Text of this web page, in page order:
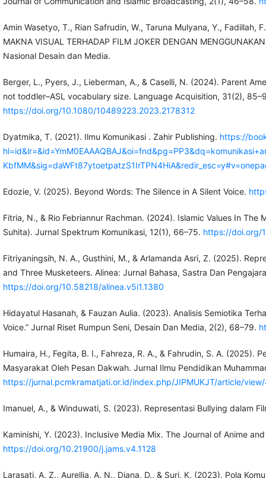
Amin Wasetyo, T., Rian Safrudin, W., Taruna Mulyana, Y., Fadillah,
MAKNA VISUAL TERHADAP FILM JOKER DENGAN
Nasional Desain dan Media.
Berger, L., Pyers, J., Lieberman, A., & Caselli, N. (2024). Parent
not toddler–ASL vocabulary size. Language Acquisition, 31(2),
https://doi.org/10.1080/10489223.2023.2178312
Dyatmika, T. (2021). Ilmu Komunikasi . Zahir Publishing. https://
Edozie, V. (2025). Beyond Words: The Silence in A Silent Voice.
Fitria, N., & Rio Febriannur Rachman. (2024). Islamic Values In The
Suhita). Jurnal Spektrum Komunikasi, 12(1), 66–75. https://doi.org/
Fitriyaningsih, N. A., Gusthini, M., & Arlamanda Asri, Z. (2025).
and Three Musketeers. Alinea: Jurnal Bahasa, Sastra Dan
https://doi.org/10.58218/alinea.v5i1.1380
Hidayatul Hasanah, & Fauzan Aulia. (2023). Analisis Semiotika
Voice.” Jurnal Riset Rumpun Seni, Desain Dan Media, 2(2), 68–79.
Humaira, H., Fegita, B. I., Fahreza, R. A., & Fahrudin, S. A. (2025).
Masyarakat Oleh Pesan Dakwah. Jurnal Ilmu Pendidikan
https://jurnal.pcmkramatjati.or.id/index.php/JIPMUKJT/article/view/
Imanuel, A., & Winduwati, S. (2023). Representasi Bullying dalam
Kaminishi, Y. (2023). Inclusive Media Mix. The Journal of Anime
https://doi.org/10.21900/j.jams.v4.1128
Larasati, A. Z., Aurellia, A. N., Diana, D., & Suri, K. (2023). Pola